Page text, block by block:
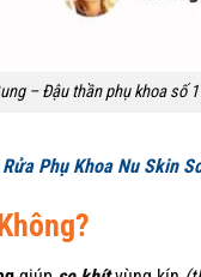
– Đậu thần phụ khoa số
Phụ Khoa Nu Skin